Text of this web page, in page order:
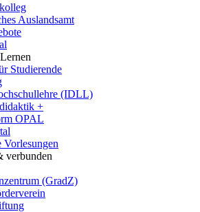
Auslandsamt
Studierende
(IDLL)
+
OPAL
verbunden
(GradZ)